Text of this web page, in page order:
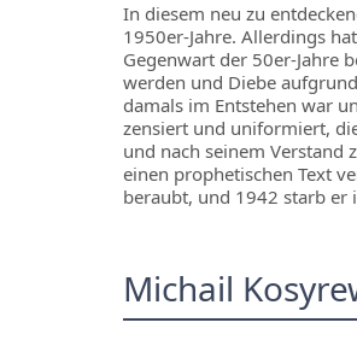
In diesem neu zu
1950er-Jahre. Allerdings
Gegenwart der 50er-Jahre
werden und Diebe
damals im Entstehen war
zensiert und uniformiert,
und nach seinem Verstand
einen prophetischen Text
beraubt, und 1942 starb er
Michail